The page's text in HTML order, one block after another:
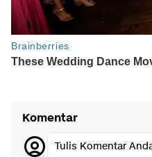
Komentar
Tulis Komentar